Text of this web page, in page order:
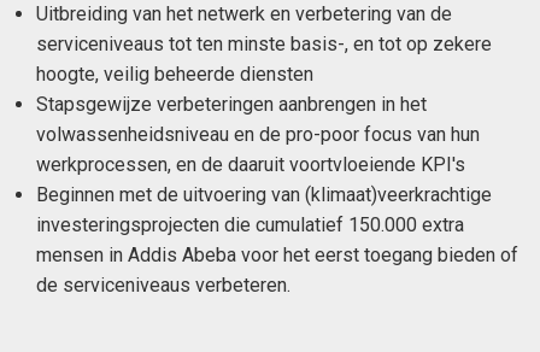
Uitbreiding van het netwerk en verbetering van de
serviceniveaus tot ten minste basis-, en tot op zekere
hoogte, veilig beheerde diensten
Stapsgewijze verbeteringen aanbrengen in het
volwassenheidsniveau en de pro-poor focus van hun
werkprocessen, en de daaruit voortvloeiende KPI's
Beginnen met de uitvoering van (klimaat)veerkrachtige
investeringsprojecten die cumulatief 150.000 extra
mensen in Addis Abeba voor het eerst toegang bieden of
de serviceniveaus verbeteren.